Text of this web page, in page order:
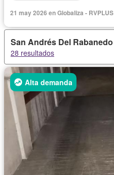
21 may 2026 en Globaliza - RVPLUS
San Andrés Del Rabanedo
28 resultados
Alta demanda